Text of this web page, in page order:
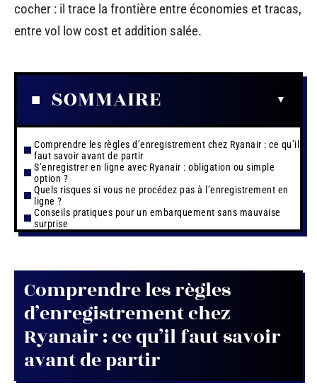
cocher : il trace la frontière entre économies et tracas,
entre vol low cost et addition salée.
SOMMAIRE
Comprendre les règles d’enregistrement chez Ryanair : ce qu’il
faut savoir avant de partir
S’enregistrer en ligne avec Ryanair : obligation ou simple
option ?
Quels risques si vous ne procédez pas à l’enregistrement en
ligne ?
Conseils pratiques pour un embarquement sans mauvaise
surprise
Comprendre les règles
d’enregistrement chez
Ryanair : ce qu’il faut savoir
avant de partir